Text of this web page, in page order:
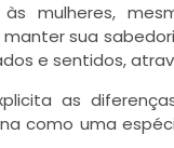
mulheres,
sua
e sentidos,
as
como uma